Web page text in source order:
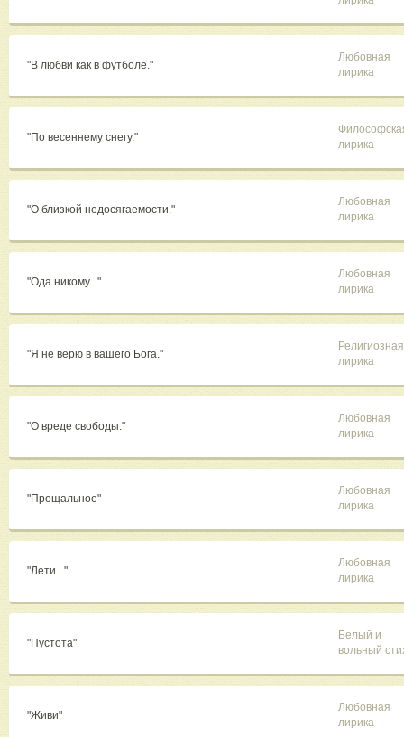
"В любви как в футболе."
Любовная
лирика
"По весеннему снегу."
лирика
"О близкой недосягаемости."
Любовная
лирика
"Ода никому..."
Любовная
лирика
"Я не верю в вашего Бога."
Религиозная
лирика
"О вреде свободы."
Любовная
лирика
"Прощальное"
Любовная
лирика
"Лети..."
Любовная
лирика
"Пустота"
Белый и
вольный
"Живи"
Любовная
лирика